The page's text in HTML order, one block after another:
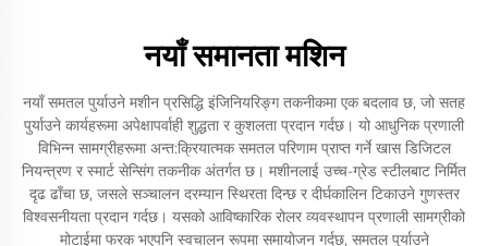
नयाँ समानता मशिन
नयाँ समतल पुर्याउने मशीन प्रसिद्धि इंजिनियरिङ्ग तकनीकमा एक बदलाव छ, जो सतह
पुर्याउने कार्यहरूमा अपेक्षापर्वाही शुद्धता र कुशलता प्रदान गर्दछ। यो आधुनिक प्रणाली
विभिन्न सामग्रीहरूमा अन्त:क्रियात्मक समतल परिणाम प्राप्त गर्ने खास डिजिटल
नियन्त्रण र स्मार्ट सेन्सिंग तकनीक अंतर्गत छ। मशीनलाई उच्च-ग्रेड स्टीलबाट निर्मित
दृढ ढाँचा छ, जसले सञ्चालन दरम्यान स्थिरता दिन्छ र दीर्घकालिन टिकाउने गुणस्तर
विश्वसनीयता प्रदान गर्दछ। यसको आविष्कारिक रोलर व्यवस्थापन प्रणाली सामग्रीको
मोटाईमा फरक भएपनि स्वचालन रूपमा समायोजन गर्दछ, समतल पुर्याउने